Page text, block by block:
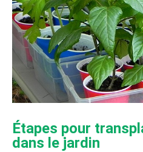
Étapes pour
dans le jardin